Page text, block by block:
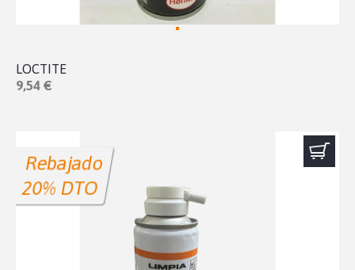
LOCTITE
9,54 €
Rebajado
20% DTO